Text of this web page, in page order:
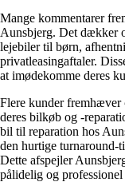
Mange kommentarer
Aunsbjerg. Det dækker
lejebiler til børn,
privatleasingaftaler.
at imødekomme deres
Flere kunder fremhæver
deres bilkøb og -
bil til reparation hos
den hurtige turnaround-
Dette afspejler
pålidelig og professionel